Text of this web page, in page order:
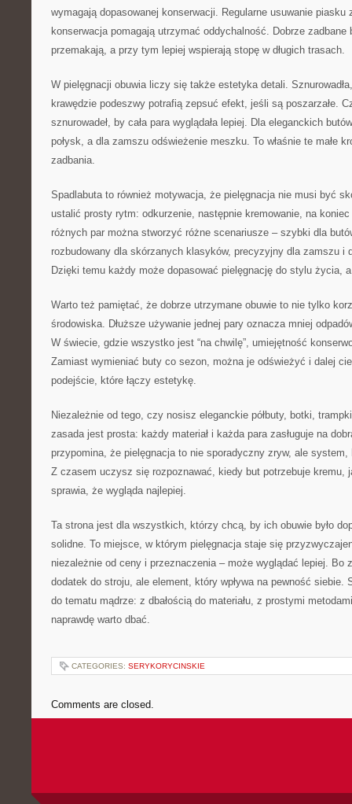
wymagają dopasowanej konserwacji. Regularne usuwanie piasku
konserwacja pomagają utrzymać oddychalność. Dobrze zadbane
przemakają, a przy tym lepiej wspierają stopę w długich trasach.
W pielęgnacji obuwia liczy się także estetyka detali.
krawędzie podeszwy potrafią zepsuć efekt, jeśli są poszarzałe.
sznurowadeł, by cała para wyglądała lepiej. Dla eleganckich
połysk, a dla zamszu odświeżenie meszku. To właśnie te małe
zadbania.
Spadlabuta to również motywacja, że pielęgnacja nie musi być
ustalić prosty rytm: odkurzenie, następnie kremowanie, na
różnych par można stworzyć różne scenariusze – szybki dla
rozbudowany dla skórzanych klasyków, precyzyjny dla zamszu i
Dzięki temu każdy może dopasować pielęgnację do stylu życia,
Warto też pamiętać, że dobrze utrzymane obuwie to nie tylko
środowiska. Dłuższe używanie jednej pary oznacza mniej
W świecie, gdzie wszystko jest “na chwilę”, umiejętność
Zamiast wymieniać buty co sezon, można je odświeżyć i dalej
podejście, które łączy estetykę.
Niezależnie od tego, czy nosisz eleganckie półbuty, botki,
zasada jest prosta: każdy materiał i każda para zasługuje na
przypomina, że pielęgnacja to nie sporadyczny zryw, ale
Z czasem uczysz się rozpoznawać, kiedy but potrzebuje kremu,
sprawia, że wygląda najlepiej.
Ta strona jest dla wszystkich, którzy chcą, by ich obuwie było
solidne. To miejsce, w którym pielęgnacja staje się
niezależnie od ceny i przeznaczenia – może wyglądać lepiej. Bo
dodatek do stroju, ale element, który wpływa na pewność siebie.
do tematu mądrze: z dbałością do materiału, z prostymi
naprawdę warto dbać.
CATEGORIES: SERYKORYCINSKIE
Comments are closed.